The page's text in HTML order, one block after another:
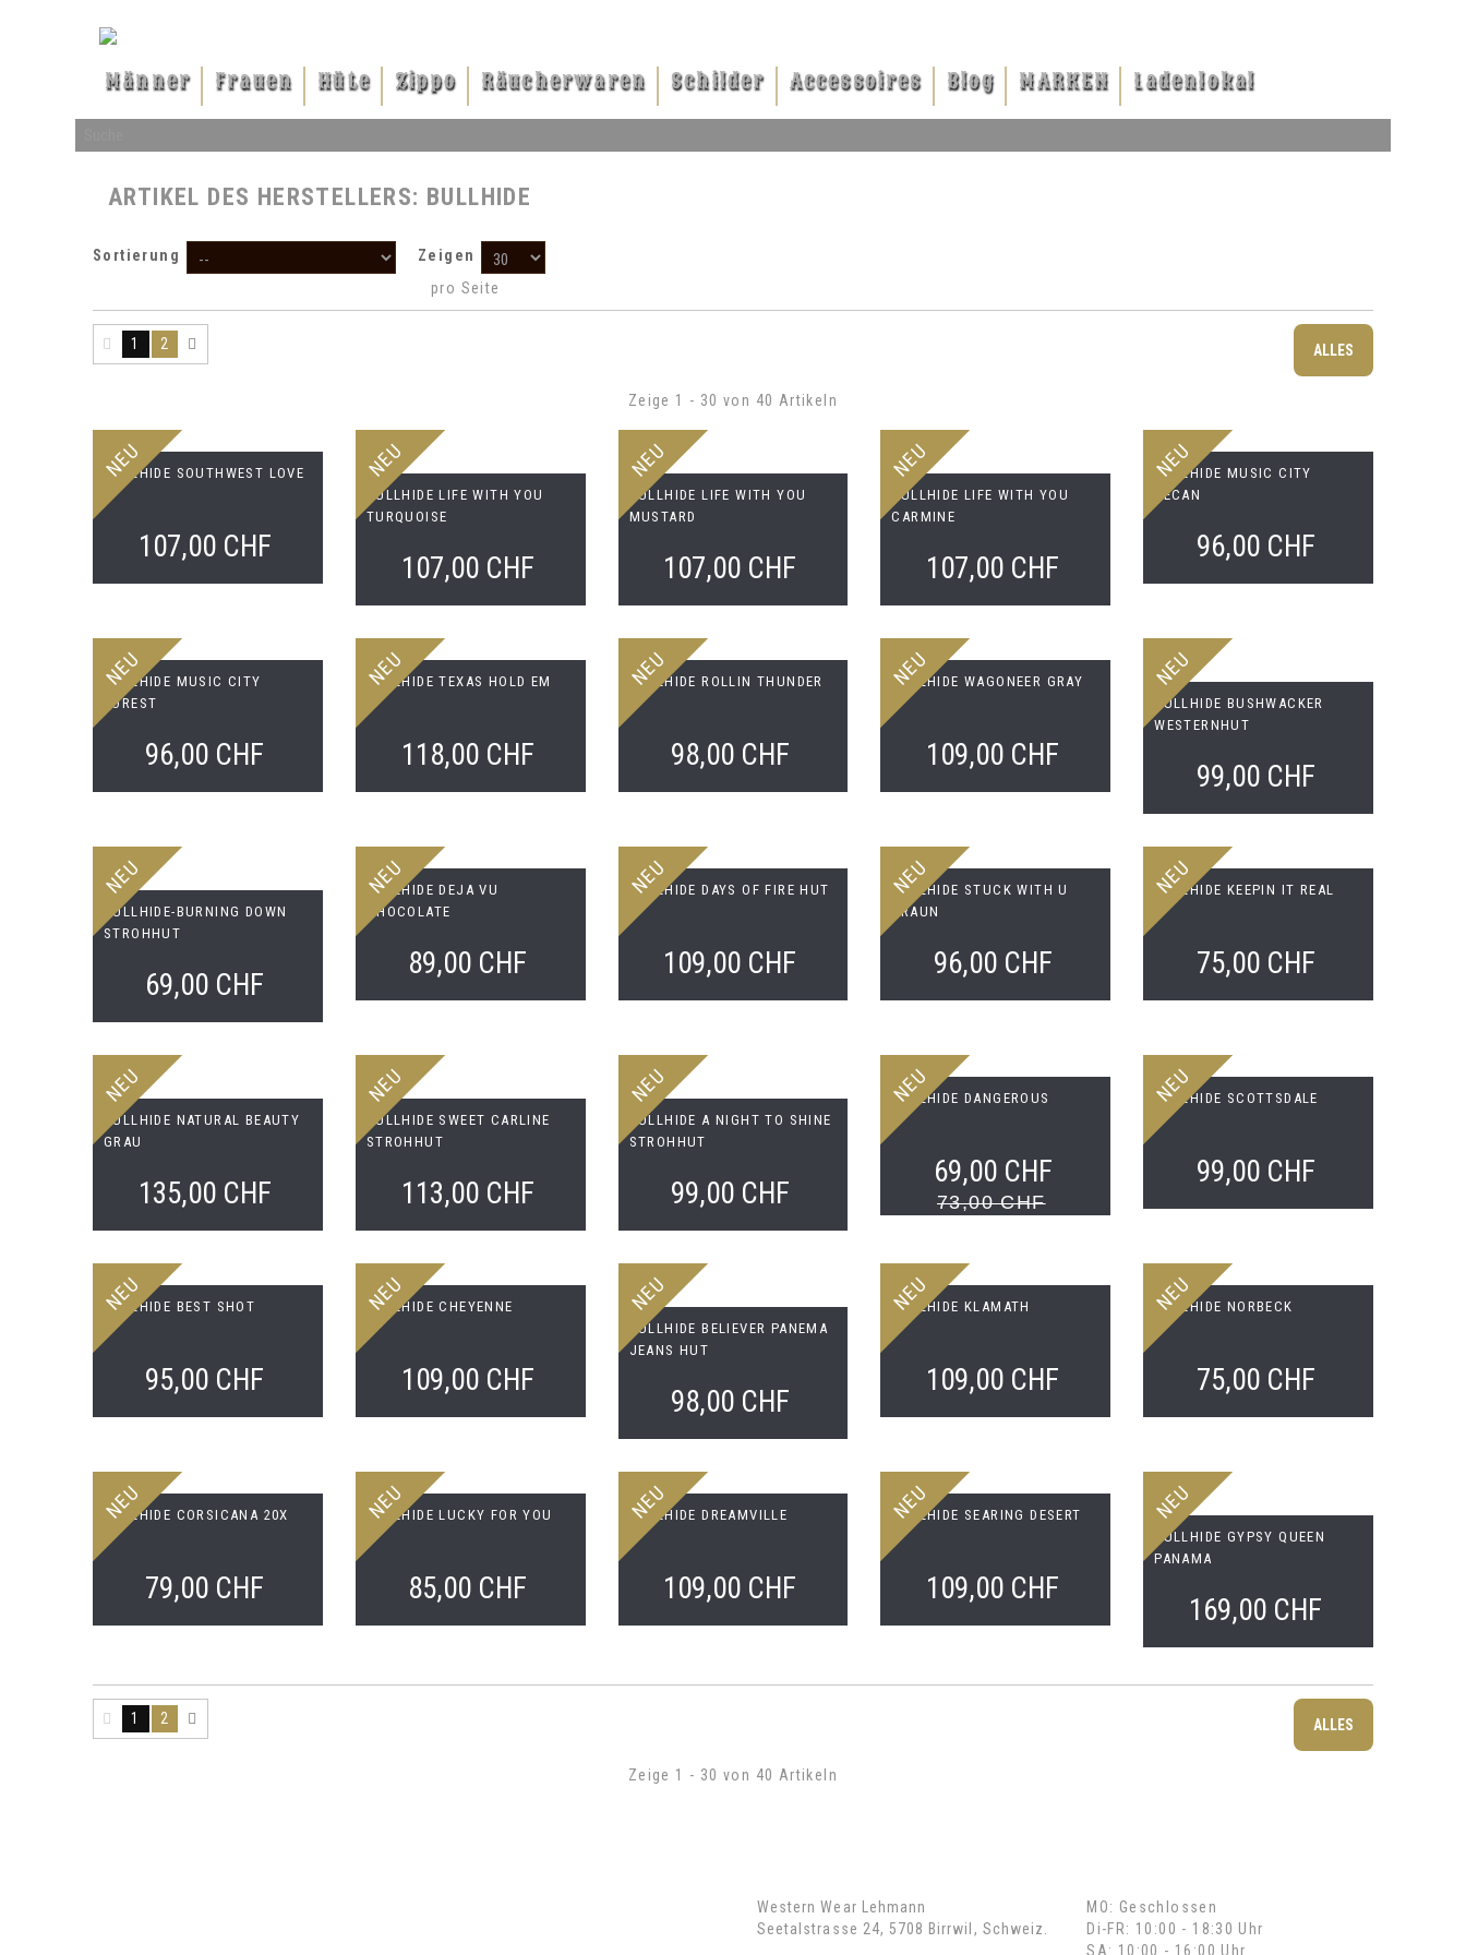
Männer Frauen Hüte Zippo Räucherwaren Schilder Accessoires Blog MARKEN Ladenlokal
ARTIKEL DES HERSTELLERS: BULLHIDE
Sortierung
Zeigen
pro Seite
ALLES
1 2
Zeige 1 - 30 von 40 Artikeln
NEU
BULLHIDE SOUTHWEST LOVE
107,00 CHF
NEU
BULLHIDE LIFE WITH YOU
TURQUOISE
107,00 CHF
NEU
BULLHIDE LIFE WITH YOU
MUSTARD
107,00 CHF
NEU
BULLHIDE LIFE WITH YOU
CARMINE
107,00 CHF
NEU
BULLHIDE MUSIC CITY
PECAN
96,00 CHF
NEU
BULLHIDE MUSIC CITY
FOREST
96,00 CHF
NEU
BULLHIDE TEXAS HOLD EM
118,00 CHF
NEU
BULLHIDE ROLLIN THUNDER
98,00 CHF
NEU
BULLHIDE WAGONEER GRAY
109,00 CHF
NEU
BULLHIDE BUSHWACKER
WESTERNHUT
99,00 CHF
NEU
BULLHIDE-BURNING DOWN
STROHHUT
69,00 CHF
NEU
BULLHIDE DEJA VU
CHOCOLATE
89,00 CHF
NEU
BULLHIDE DAYS OF FIRE HUT
109,00 CHF
NEU
BULLHIDE STUCK WITH U
BRAUN
96,00 CHF
NEU
BULLHIDE KEEPIN IT REAL
75,00 CHF
NEU
BULLHIDE NATURAL BEAUTY
GRAU
135,00 CHF
NEU
BULLHIDE SWEET CARLINE
STROHHUT
113,00 CHF
NEU
BULLHIDE A NIGHT TO SHINE
STROHHUT
99,00 CHF
NEU
BULLHIDE DANGEROUS
69,00 CHF
73,00 CHF
NEU
BULLHIDE SCOTTSDALE
99,00 CHF
NEU
BULLHIDE BEST SHOT
95,00 CHF
NEU
BULLHIDE CHEYENNE
109,00 CHF
NEU
BULLHIDE BELIEVER PANEMA
JEANS HUT
98,00 CHF
NEU
BULLHIDE KLAMATH
109,00 CHF
NEU
BULLHIDE NORBECK
75,00 CHF
NEU
BULLHIDE CORSICANA 20X
79,00 CHF
NEU
BULLHIDE LUCKY FOR YOU
85,00 CHF
NEU
BULLHIDE DREAMVILLE
109,00 CHF
NEU
BULLHIDE SEARING DESERT
109,00 CHF
NEU
BULLHIDE GYPSY QUEEN
PANAMA
169,00 CHF
ALLES
1 2
Zeige 1 - 30 von 40 Artikeln
Western Wear Lehmann
Seetalstrasse 24, 5708 Birrwil, Schweiz.
MO: Geschlossen
Di-FR: 10:00 - 18:30 Uhr
SA: 10:00 - 16:00 Uhr